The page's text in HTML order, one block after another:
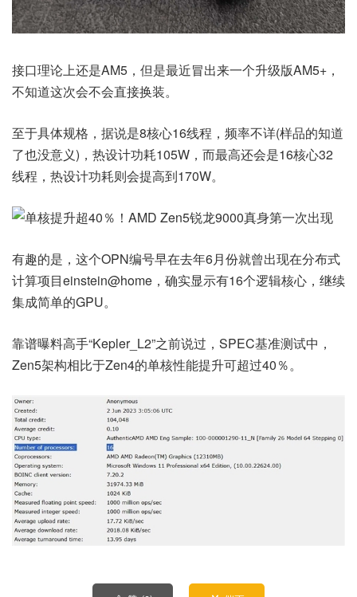
接口理论上还是AM5，但是最近冒出来一个升级版AM5+，
不知道这次会不会直接换装。
至于具体规格，据说是8核心16线程，频率不详(样品的知道
了也没意义)，热设计功耗105W，而最高还会是16核心32
线程，热设计功耗则会提高到170W。
有趣的是，这个OPN编号早在去年6月份就曾出现在分布式
计算项目einstein@home，确实显示有16个逻辑核心，继续
集成简单的GPU。
靠谱曝料高手“Kepler_L2”之前说过，SPEC基准测试中，
Zen5架构相比于Zen4的单核性能提升可超过40％。